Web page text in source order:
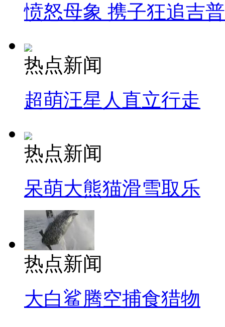
愤怒母象 携子狂追吉
热点新闻
超萌汪星人直立行走
热点新闻
呆萌大熊猫滑雪取乐
热点新闻
大白鲨腾空捕食猎物